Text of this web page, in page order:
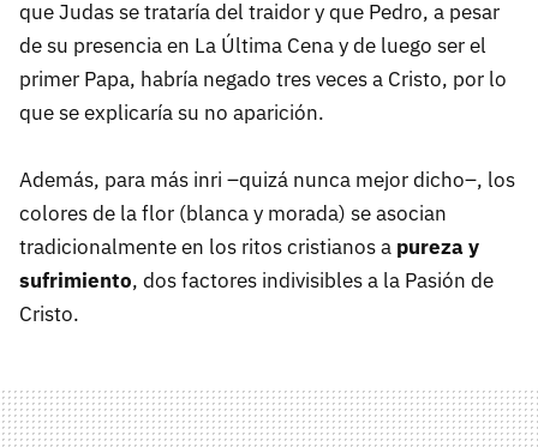
que Judas se trataría del traidor y que Pedro, a pesar
de su presencia en La Última Cena y de luego ser el
primer Papa, habría negado tres veces a Cristo, por lo
que se explicaría su no aparición.
Además, para más inri –quizá nunca mejor dicho–, los
colores de la flor (blanca y morada) se asocian
tradicionalmente en los ritos cristianos a pureza y
sufrimiento, dos factores indivisibles a la Pasión de
Cristo.